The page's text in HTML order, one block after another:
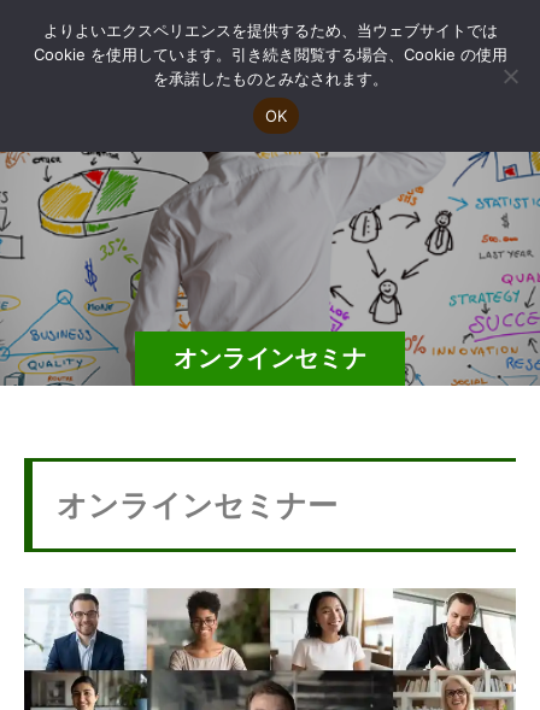
オンラインセミナ
オンラインセミナー
よりよいエクスペリエンスを提供するため、当ウェブサイトでは
Cookie を使用しています。引き続き閲覧する場合、Cookie の使用
を承諾したものとみなされます。
OK